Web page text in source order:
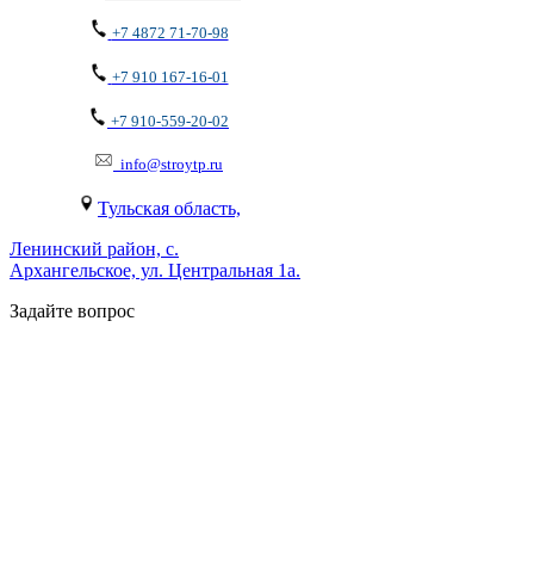
+7 4872 71-70-98
+7 910 167-16-01
+7 910-559-20-02
info@stroytp.ru
Тульская область,
Ленинский район, с.
Архангельское, ул. Центральная 1а.
Задайте вопрос